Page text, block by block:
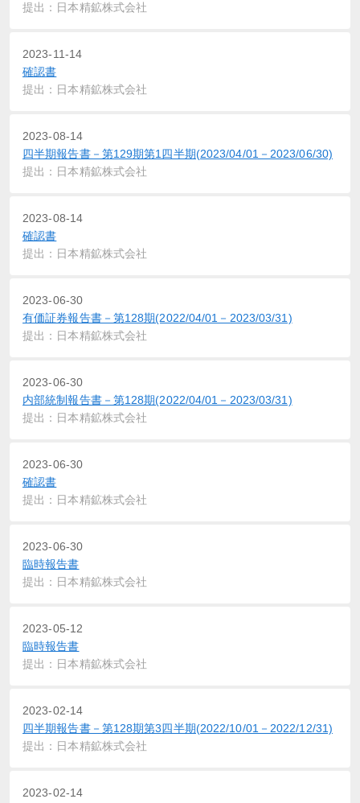
提出：日本精鉱株式会社
2023-11-14
確認書
提出：日本精鉱株式会社
2023-08-14
四半期報告書－第129期第1四半期(2023/04/01－2023/06/30)
提出：日本精鉱株式会社
2023-08-14
確認書
提出：日本精鉱株式会社
2023-06-30
有価証券報告書－第128期(2022/04/01－2023/03/31)
提出：日本精鉱株式会社
2023-06-30
内部統制報告書－第128期(2022/04/01－2023/03/31)
提出：日本精鉱株式会社
2023-06-30
確認書
提出：日本精鉱株式会社
2023-06-30
臨時報告書
提出：日本精鉱株式会社
2023-05-12
臨時報告書
提出：日本精鉱株式会社
2023-02-14
四半期報告書－第128期第3四半期(2022/10/01－2022/12/31)
提出：日本精鉱株式会社
2023-02-14